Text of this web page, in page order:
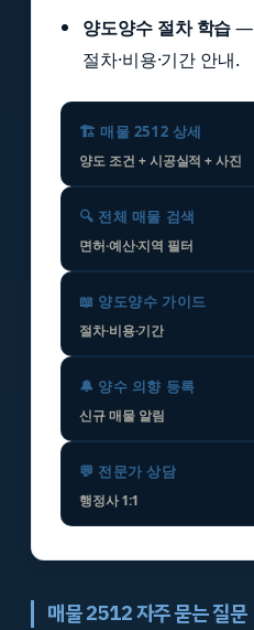
양도양수 절차 학습—
절차·비용·기간 안내.
🏗️ 매물 2512 상세
양도 조건 + 시공실적 + 사진
🔍 전체 매물 검색
면허·예산·지역 필터
📖 양도양수 가이드
절차·비용·기간
🔔 양수 의향 등록
신규 매물 알림
💬 전문가 상담
행정사 1:1
매물 2512 자주 묻는 질문